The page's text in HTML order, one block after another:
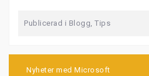
Publicerad i Blogg, Tips
Nyheter med Microsoft